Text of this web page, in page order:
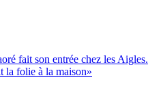
fait son entrée chez les Aigles.
la folie à la maison»